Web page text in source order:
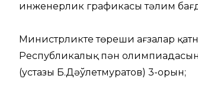
инженерлик графикасы тәлим
Министрликте төреши ағзалар
Республикалық пән
(устазы Б.Дәўлетмуратов) 3-орын;